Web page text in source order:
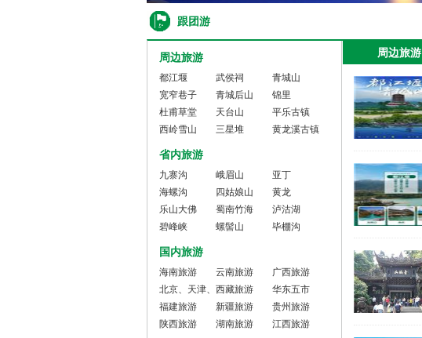
跟团游
周边旅游
都江堰 武侯祠
青城山
宽窄巷子
青城后山
锦里
杜甫草堂
天台山
平乐古镇
西岭雪山
三星堆 黄龙溪古镇
省内旅游
九寨沟 峨眉山
亚丁
海螺沟
四姑娘山
黄龙
乐山大佛
蜀南竹海
泸沽湖
碧峰峡
螺髻山 毕棚沟
国内旅游
海南旅游 云南旅游
广西旅游
北京、天津、
河北旅游
西藏旅游
华东五市
（沪、江浙）
旅游
福建旅游 新疆旅游
贵州旅游
陕西旅游
湖南旅游 江西旅游
周边旅游